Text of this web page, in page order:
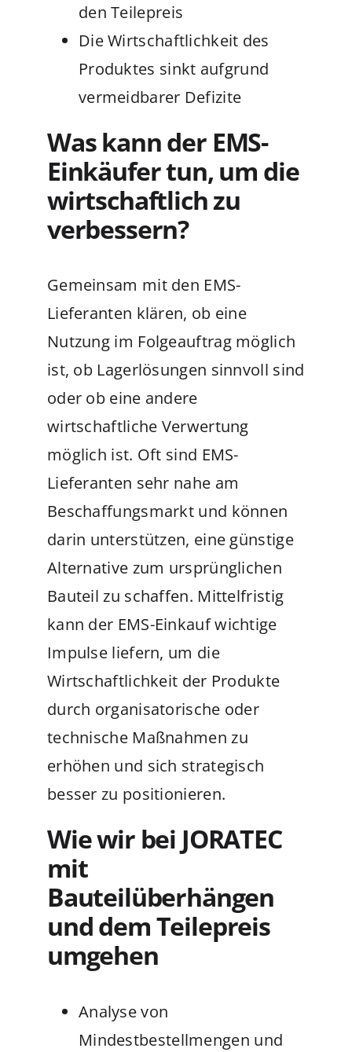
den Teilepreis
Die Wirtschaftlichkeit des
Produktes sinkt aufgrund
vermeidbarer Defizite
Was kann der EMS-
Einkäufer tun, um die
wirtschaftlich zu
verbessern?
Gemeinsam mit den EMS-
Lieferanten klären, ob eine
Nutzung im Folgeauftrag möglich
ist, ob Lagerlösungen sinnvoll sind
oder ob eine andere
wirtschaftliche Verwertung
möglich ist. Oft sind EMS-
Lieferanten sehr nahe am
Beschaffungsmarkt und können
darin unterstützen, eine günstige
Alternative zum ursprünglichen
Bauteil zu schaffen. Mittelfristig
kann der EMS-Einkauf wichtige
Impulse liefern, um die
Wirtschaftlichkeit der Produkte
durch organisatorische oder
technische Maßnahmen zu
erhöhen und sich strategisch
besser zu positionieren.
Wie wir bei JORATEC
mit
Bauteilüberhängen
und dem Teilepreis
umgehen
Analyse von
Mindestbestellmengen und